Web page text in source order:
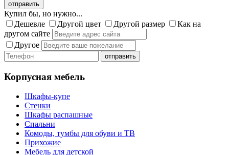
Купил бы, но нужно...
Дешевле
Другой цвет Другой размер
Как на
другом сайте
Другое
Корпусная мебель
Шкафы-купе
Стенки
Шкафы распашные
Спальни
Комоды, тумбы для обуви и ТВ
Прихожие
Мебель для детской